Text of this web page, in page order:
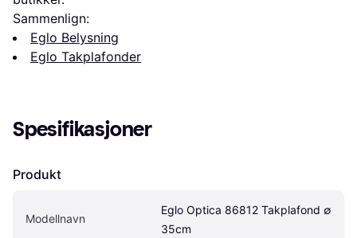
Sammenlign:
Eglo Belysning
Eglo Takplafonder
Spesifikasjoner
Produkt
Modellnavn
Eglo Optica 86812 Takplafond ∅
35cm